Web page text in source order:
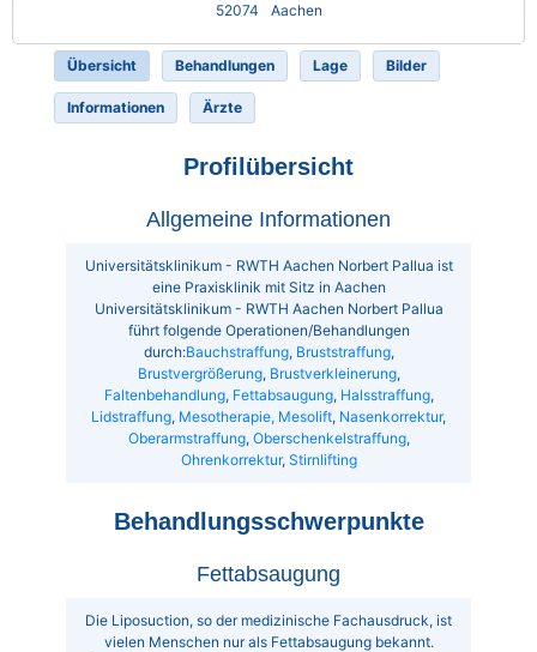
52074
Aachen
Übersicht Behandlungen Lage Bilder
Informationen Ärzte
Profilübersicht
Allgemeine Informationen
Universitätsklinikum - RWTH Aachen Norbert Pallua ist
eine Praxisklinik mit Sitz in Aachen
Universitätsklinikum - RWTH Aachen Norbert Pallua
führt folgende Operationen/Behandlungen
durch:Bauchstraffung, Bruststraffung,
Brustvergrößerung, Brustverkleinerung,
Faltenbehandlung, Fettabsaugung, Halsstraffung,
Lidstraffung, Mesotherapie, Mesolift, Nasenkorrektur,
Oberarmstraffung, Oberschenkelstraffung,
Ohrenkorrektur, Stirnlifting
Behandlungsschwerpunkte
Fettabsaugung
Die Liposuction, so der medizinische Fachausdruck, ist
vielen Menschen nur als Fettabsaugung bekannt.